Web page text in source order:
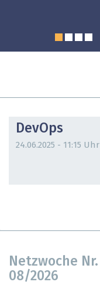
DevOps
24.06.2025 - 11:15 Uhr
Netzwoche Nr.
08/2026